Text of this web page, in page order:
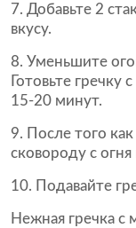
Добавьте 2
вкусу.
Уменьшите
Готовьте гречку
15-20 минут.
После того
сковороду с
Подавайте
Нежная гречка